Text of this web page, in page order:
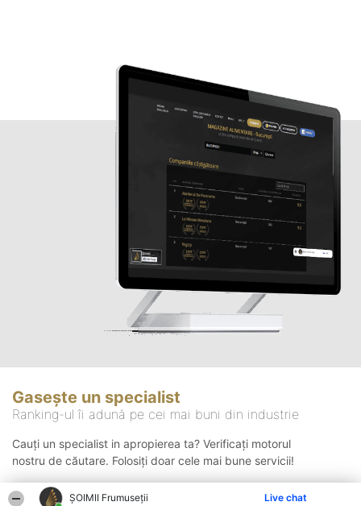
ȘOIMII Frumuseții Live chat
Gasește un specialist
Ranking-ul îi adună pe cei mai buni din industrie
Cauți un specialist in apropierea ta? Verificați motorul
nostru de căutare. Folosiți doar cele mai bune servicii!